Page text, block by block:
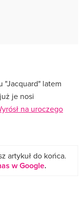
"Jacquard" latem
je nosi
na uroczego
artykuł do końca.
w Google.